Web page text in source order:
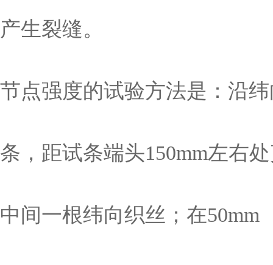
产生裂缝。
节点强度的试验方法是：沿
条，距试条端头150mm左右
中间一根纬向织丝；在